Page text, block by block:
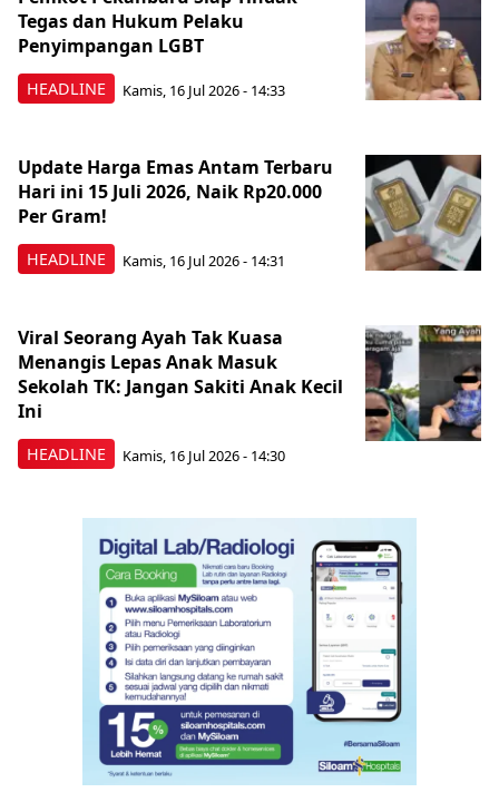
HEADLINE
Tegas dan Hukum Pelaku
Penyimpangan LGBT
Kamis, 16 Jul 2026 - 14:33
HEADLINE
Update Harga Emas Antam Terbaru
Hari ini 15 Juli 2026, Naik Rp20.000
Per Gram!
Kamis, 16 Jul 2026 - 14:31
HEADLINE
Viral Seorang Ayah Tak Kuasa
Menangis Lepas Anak Masuk
Sekolah TK: Jangan Sakiti Anak Kecil
Ini
Kamis, 16 Jul 2026 - 14:30